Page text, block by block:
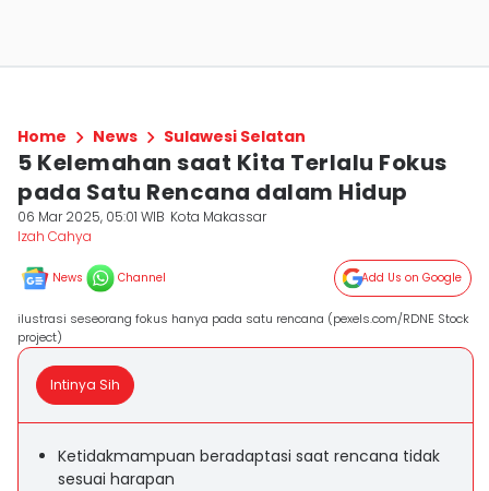
Home News Sulawesi Selatan
5 Kelemahan saat Kita Terlalu Fokus
pada Satu Rencana dalam Hidup
06 Mar 2025, 05:01 WIB Kota Makassar
Izah Cahya
News Channel Add Us on Google
ilustrasi seseorang fokus hanya pada satu rencana (pexels.com/RDNE Stock
project)
Intinya Sih
Ketidakmampuan beradaptasi saat rencana tidak
sesuai harapan